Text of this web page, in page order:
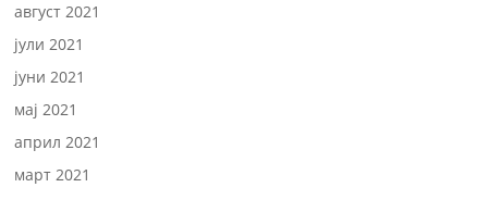
август 2021
јули 2021
јуни 2021
мај 2021
април 2021
март 2021